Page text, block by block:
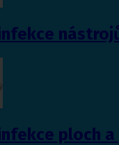
ploch